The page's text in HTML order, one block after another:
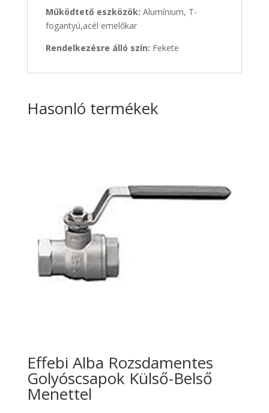
Működtető eszközök: Alumínium, T-
fogantyú,acél emelőkar
Rendelkezésre álló szín: Fekete
Hasonló termékek
Effebi Alba Rozsdamentes
Golyóscsapok Külső-Belső
Menettel